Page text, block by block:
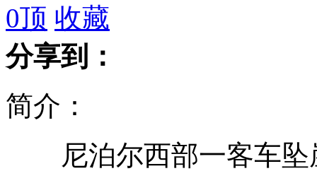
云南地震72小时黄金救援传递"正能量"
日本民众集会反对美军部署"鱼鹰"
南京千条鳄鱼浮出水面为晒太阳?
0顶 收藏
分享到：
简介：
尼泊尔西部一客车坠